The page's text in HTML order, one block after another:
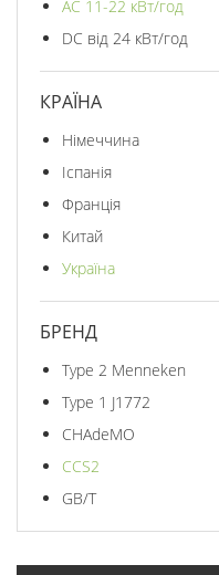
AC 11-22 кВт/год
DC від 24 кВт/год
КРАЇНА
Німеччина
Іспанія
Франція
Китай
Україна
БРЕНД
Type 2 Menneken
Type 1 J1772
CHAdeMO
CCS2
GB/T